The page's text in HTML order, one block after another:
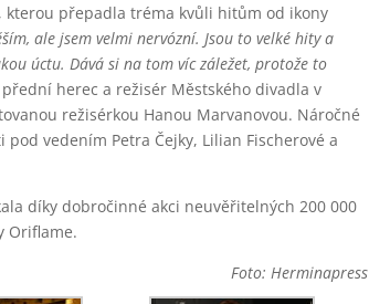
kterou přepadla tréma kvůli hitům od ikony
ale jsem velmi nervózní. Jsou to velké hity a
úctu. Dává si na tom víc záležet, protože to
herec a režisér Městského divadla v
režisérkou Hanou Marvanovou. Náročné
vedením Petra Čejky, Lilian Fischerové a
díky dobročinné akci neuvěřitelných 200 000
Oriflame.
Foto: Herminapress